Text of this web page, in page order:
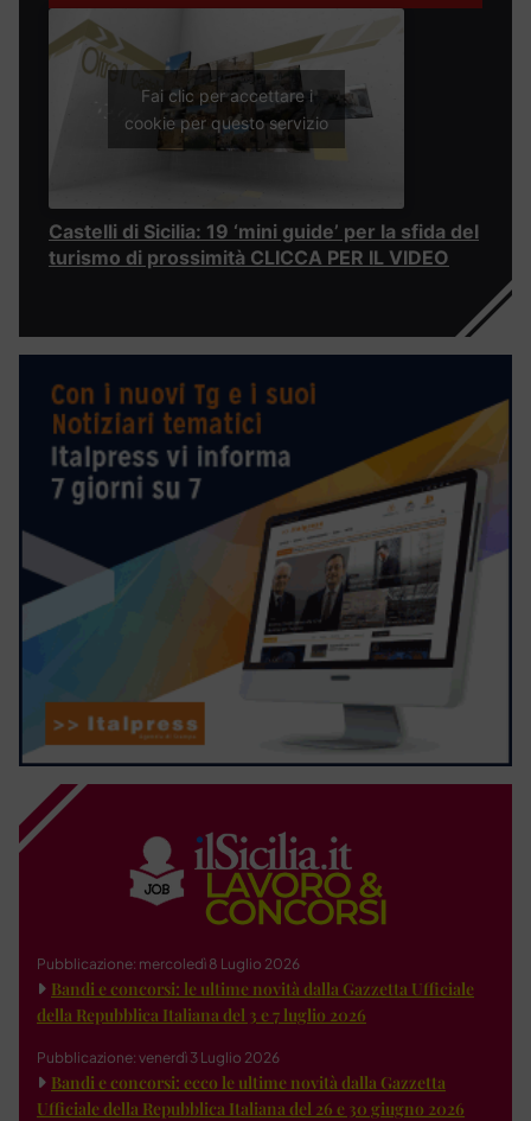
Fai clic per accettare i
cookie per questo servizio
Castelli di Sicilia: 19 ‘mini guide’ per la sfida del
turismo di prossimità CLICCA PER IL VIDEO
Pubblicazione: mercoledì 8 Luglio 2026
Bandi e concorsi: le ultime novità dalla Gazzetta Ufficiale
della Repubblica Italiana del 3 e 7 luglio 2026
Pubblicazione: venerdì 3 Luglio 2026
Bandi e concorsi: ecco le ultime novità dalla Gazzetta
Ufficiale della Repubblica Italiana del 26 e 30 giugno 2026